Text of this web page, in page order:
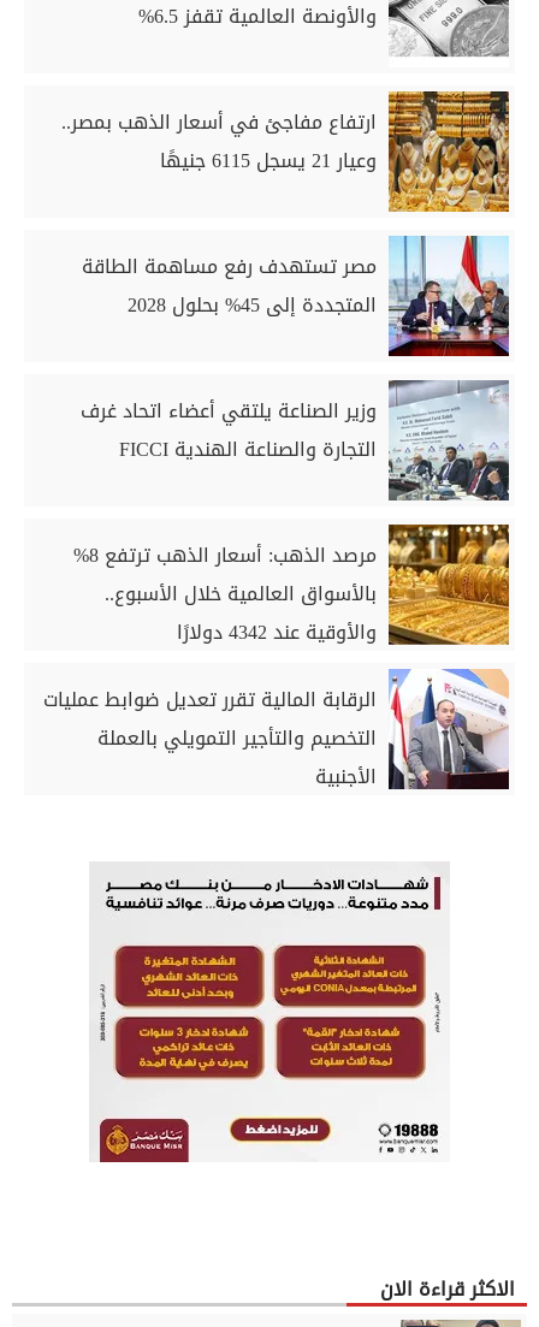
والأونصة العالمية تقفز 6.5%
ارتفاع مفاجئ في أسعار الذهب بمصر..
وعيار 21 يسجل 6115 جنيهًا
مصر تستهدف رفع مساهمة الطاقة
المتجددة إلى 45% بحلول 2028
وزير الصناعة يلتقي أعضاء اتحاد غرف
التجارة والصناعة الهندية FICCI
مرصد الذهب: أسعار الذهب ترتفع 8%
بالأسواق العالمية خلال الأسبوع..
والأوقية عند 4342 دولارًا
الرقابة المالية تقرر تعديل ضوابط عمليات
التخصيم والتأجير التمويلي بالعملة
الأجنبية
الاكثر قراءة الان